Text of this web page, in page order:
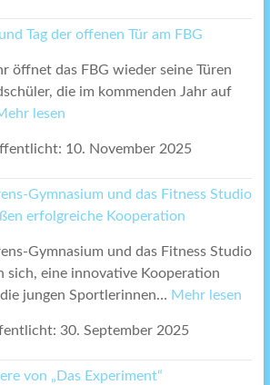
Tag der offenen Tür am FBG
öffnet das FBG wieder seine Türen
die im kommenden Jahr auf
lesen
10. November 2025
Gymnasium und das Fitness Studio
erfolgreiche Kooperation
Gymnasium und das Fitness Studio
sich, eine innovative Kooperation
jungen Sportlerinnen… Mehr lesen
30. September 2025
von „Das Experiment“